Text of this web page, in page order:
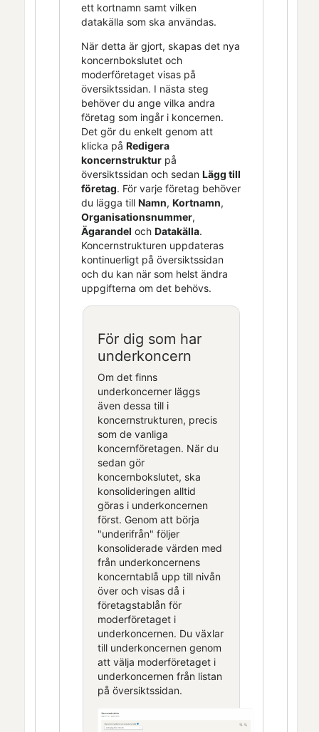
ett kortnamn samt vilken
datakälla som ska användas.
När detta är gjort, skapas det nya
koncernbokslutet och
moderföretaget visas på
översiktssidan. I nästa steg
behöver du ange vilka andra
företag som ingår i koncernen.
Det gör du enkelt genom att
klicka på Redigera
koncernstrukturpå
översiktssidan och sedan Lägg till
företag. För varje företag behöver
du lägga till Namn, Kortnamn,
Organisationsnummer,
Ägarandel och Datakälla.
Koncernstrukturen uppdateras
kontinuerligt på översiktssidan
och du kan när som helst ändra
uppgifterna om det behövs.
För dig som har
underkoncern
Om det finns
underkoncerner läggs
även dessa till i
koncernstrukturen, precis
som de vanliga
koncernföretagen. När du
sedan gör
koncernbokslutet, ska
konsolideringen alltid
göras i underkoncernen
först. Genom att börja
"underifrån" följer
konsoliderade värden med
från underkoncernens
koncerntablå upp till nivån
över och visas då i
företagstablån för
moderföretaget i
underkoncernen. Du växlar
till underkoncernen genom
att välja moderföretaget i
underkoncernen från listan
på översiktssidan.